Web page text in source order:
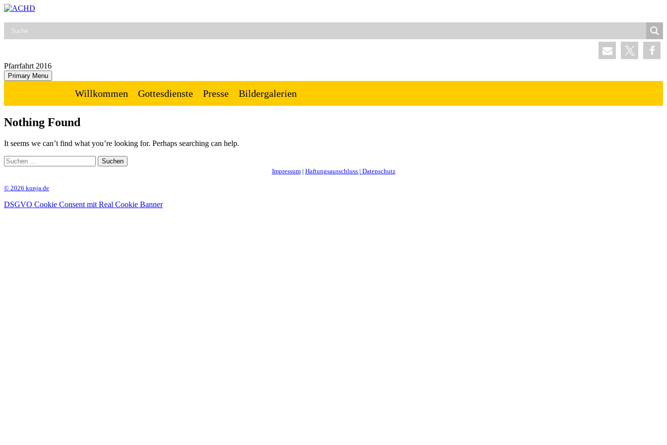
Skip
ACHD
Auferstehung Christi und Heilige Dreifaltigkeit
Pfarrfahrt 2016
Primary Menu
Willkommen Gottesdienste Presse Bildergalerien
Nothing Found
It seems we can’t find what you’re looking for. Perhaps searching can help.
Suchen
nach:
Impressum| Haftungsausschluss | Datenschutz
© 2026 kunja.de
DSGVO Cookie Consent mit Real Cookie Banner